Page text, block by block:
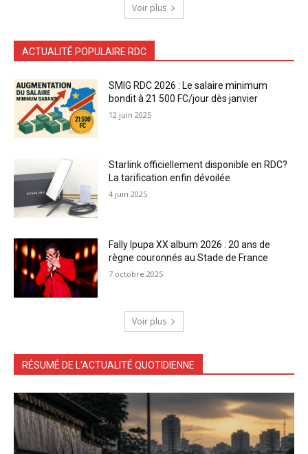
Voir plus
ACTUALITÉ POPULAIRE RDC
SMIG RDC 2026 : Le salaire minimum
bondit à 21 500 FC/jour dès janvier
12 juin 2025
Starlink officiellement disponible en RDC?
La tarification enfin dévoilée
4 juin 2025
Fally Ipupa XX album 2026 : 20 ans de
règne couronnés au Stade de France
7 octobre 2025
Voir plus
RÉSUMÉ DE L'ACTUALITÉ QUOTIDIENNE